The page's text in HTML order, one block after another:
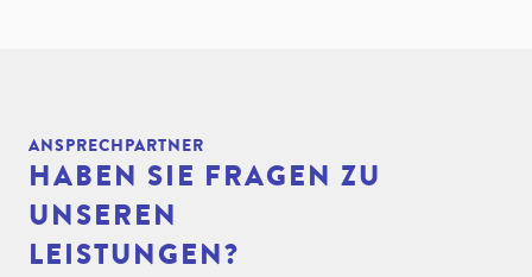
ANSPRECHPARTNER
HABEN SIE FRAGEN ZU
UNSEREN
LEISTUNGEN?